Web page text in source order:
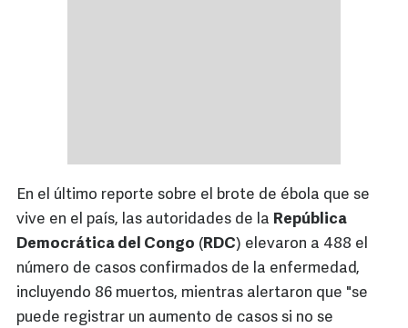
En el último reporte sobre el brote de ébola que se
vive en el país, las autoridades de la República
Democrática del Congo (RDC) elevaron a 488 el
número de casos confirmados de la enfermedad,
incluyendo 86 muertos, mientras alertaron que "se
puede registrar un aumento de casos si no se